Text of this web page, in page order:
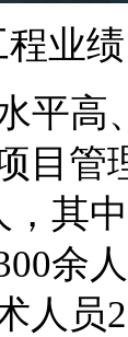
程业
平高
目管
其
余
人员